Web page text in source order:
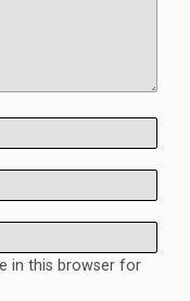
in this browser for